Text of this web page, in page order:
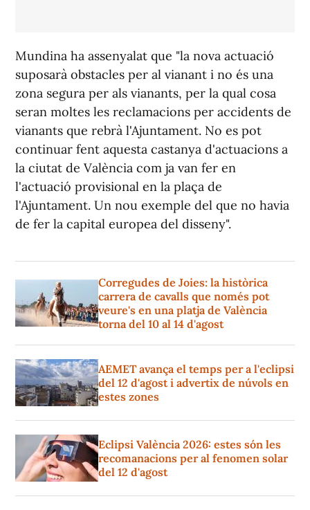
Mundina ha assenyalat que "la nova actuació
suposarà obstacles per al vianant i no és una
zona segura per als vianants, per la qual cosa
seran moltes les reclamacions per accidents de
vianants que rebrà l'Ajuntament. No es pot
continuar fent aquesta castanya d'actuacions a
la ciutat de València com ja van fer en
l'actuació provisional en la plaça de
l'Ajuntament. Un nou exemple del que no havia
de fer la capital europea del disseny".
Corregudes de Joies: la històrica
carrera de cavalls que només pot
veure's en una platja de València
torna del 10 al 14 d'agost
AEMET avança el temps per a l'eclipsi
del 12 d'agost i advertix de núvols en
estes zones
Eclipsi València 2026: estes són les
recomanacions per al fenomen solar
del 12 d'agost